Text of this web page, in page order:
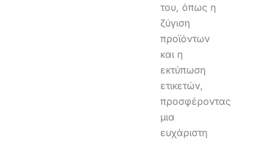
του, όπως η
ζύγιση
προϊόντων
και η
εκτύπωση
ετικετών,
προσφέροντας
μια
ευχάριστη